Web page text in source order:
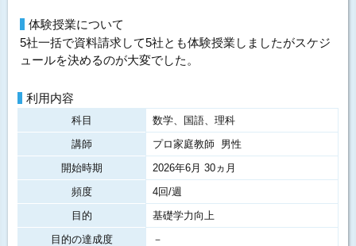
体験授業について
5社一括で資料請求して5社とも体験授業しましたがスケジ
ュールを決めるのが大変でした。
利用内容
科目
数学、国語、理科
講師
プロ家庭教師 男性
開始時期
2026年6月 30ヵ月
頻度
4回/週
目的
基礎学力向上
目的の達成度
－